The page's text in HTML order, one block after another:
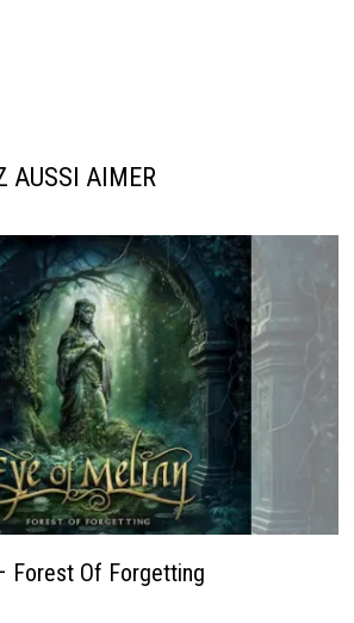
AUSSI AIMER
Forest Of Forgetting